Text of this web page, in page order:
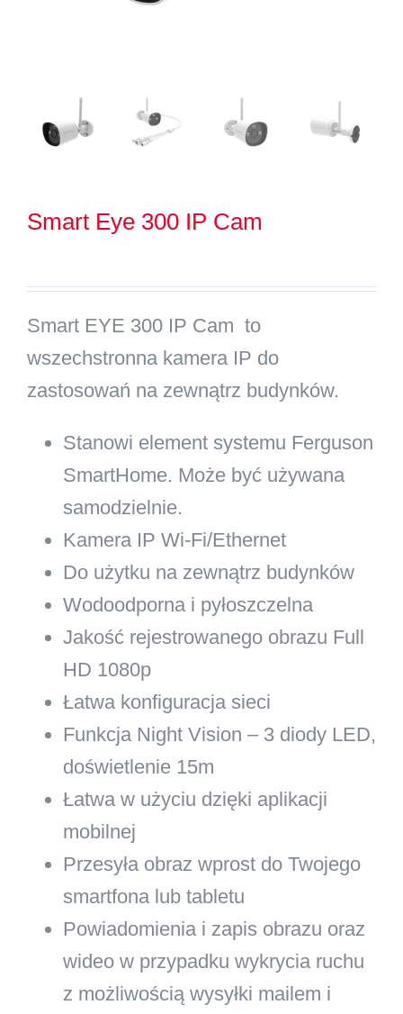
Smart Eye 300 IP Cam
Smart EYE 300 IP Cam to
wszechstronna kamera IP do
zastosowań na zewnątrz budynków.
Stanowi element systemu Ferguson
SmartHome. Może być używana
samodzielnie.
Kamera IP Wi-Fi/Ethernet
Do użytku na zewnątrz budynków
Wodoodporna i pyłoszczelna
Jakość rejestrowanego obrazu Full
HD 1080p
Łatwa konfiguracja sieci
Funkcja Night Vision – 3 diody LED,
doświetlenie 15m
Łatwa w użyciu dzięki aplikacji
mobilnej
Przesyła obraz wprost do Twojego
smartfona lub tabletu
Powiadomienia i zapis obrazu oraz
wideo w przypadku wykrycia ruchu
z możliwością wysyłki mailem i